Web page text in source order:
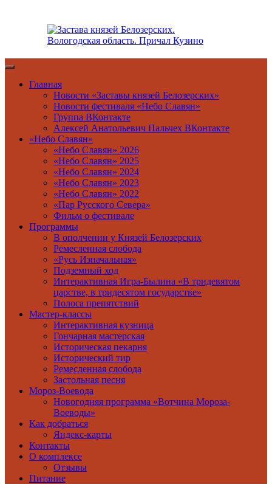
содержимому
Главная
Новости «Заставы князей Белозерских»
Новости фестиваля «Небо Славян»
Группа ВКонтакте
Алексей Анатольевич Пальчех ВКонтакте
«Небо Славян»
«Небо Славян» 2026
«Небо Славян» 2025
«Небо Славян» 2024
«Небо Славян» 2023
«Небо Славян» 2022
«Пар Русского Севера»
Фильм о фестивале
Программы
В ополчении у Князей Белозерских
Ремесленная слобода
«Русь Изначальная»
Подземный ход
Интерактивная Игра-Былина «В тридевятом
царстве, в тридесятом государстве»
Полоса препятствий
Мастер-классы
Интерактивная кузница
Гончарная мастерская
Историческая пекарня
Исторический тир
Ремесленная слобода
Застольная песня
Мороз-Воевода
Новогодняя программа «Вотчина Мороза-
Воеводы»
Как добраться
Яндекс-карты
Контакты
О комплексе
Отзывы
Питание